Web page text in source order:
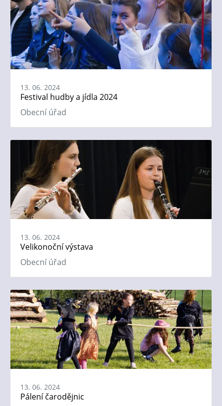
13. 06. 2024
Festival hudby a jídla 2024
Obecní úřad
13. 06. 2024
Velikonoční výstava
Obecní úřad
13. 06. 2024
Pálení čarodějnic